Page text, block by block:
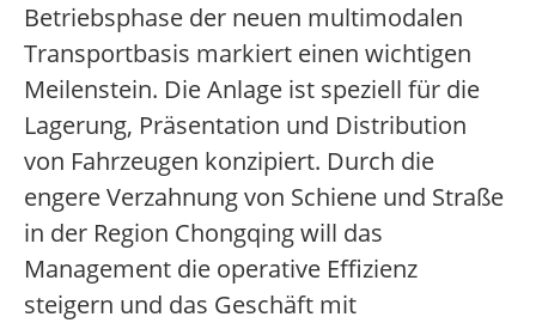
Betriebsphase der neuen multimodalen
Transportbasis markiert einen wichtigen
Meilenstein. Die Anlage ist speziell für die
Lagerung, Präsentation und Distribution
von Fahrzeugen konzipiert. Durch die
engere Verzahnung von Schiene und Straße
in der Region Chongqing will das
Management die operative Effizienz
steigern und das Geschäft mit